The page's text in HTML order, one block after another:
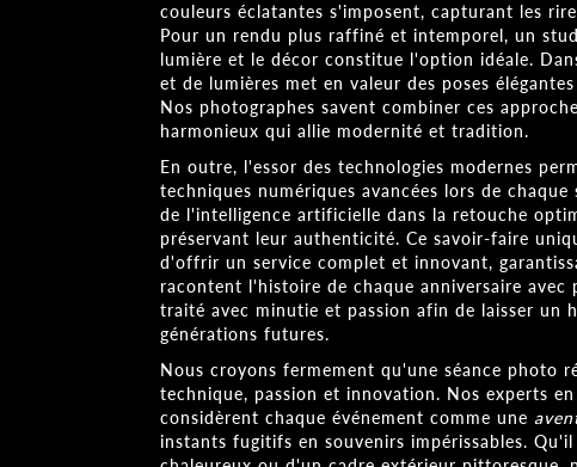
couleurs éclatantes s'imposent, capturant les
Pour un rendu plus raffiné et intemporel, un
lumière et le décor constitue l'option idéale.
et de lumières met en valeur des poses
Nos photographes savent combiner ces
harmonieux qui allie modernité et tradition.
En outre, l'essor des technologies modernes
techniques numériques avancées lors de
de l'intelligence artificielle dans la retouche
préservant leur authenticité. Ce savoir-faire
d'offrir un service complet et innovant,
racontent l'histoire de chaque anniversaire avec
traité avec minutie et passion afin de laisser un
générations futures.
Nous croyons fermement qu'une séance photo
technique, passion et innovation. Nos experts
considèrent chaque événement comme une
instants fugitifs en souvenirs impérissables.